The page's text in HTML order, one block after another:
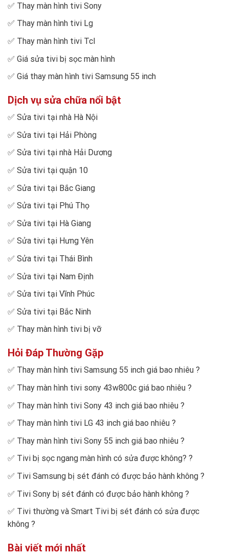
✅ Thay màn hình tivi Sony
✅ Thay màn hình tivi Lg
✅ Thay màn hình tivi Tcl
✅ Giá sửa tivi bị sọc màn hình
✅ Giá thay màn hình tivi Samsung 55 inch
Dịch vụ sửa chữa nổi bật
✅ Sửa tivi tại nhà Hà Nội
✅ Sửa tivi tại Hải Phòng
✅ Sửa tivi tại nhà Hải Dương
✅ Sửa tivi tại quận 10
✅ Sửa tivi tại Bắc Giang
✅ Sửa tivi tại Phú Thọ
✅ Sửa tivi tại Hà Giang
✅ Sửa tivi tại Hưng Yên
✅ Sửa tivi tại Thái Bình
✅ Sửa tivi tại Nam Định
✅ Sửa tivi tại Vĩnh Phúc
✅ Sửa tivi tại Bắc Ninh
✅ Thay màn hình tivi bị vỡ
Hỏi Đáp Thường Gặp
✅ Thay màn hình tivi Samsung 55 inch giá bao nhiêu ?
✅ Thay màn hình tivi sony 43w800c giá bao nhiêu ?
✅ Thay màn hình tivi Sony 43 inch giá bao nhiêu ?
✅ Thay màn hình tivi LG 43 inch giá bao nhiêu ?
✅ Thay màn hình tivi Sony 55 inch giá bao nhiêu ?
✅ Tivi bị sọc ngang màn hình có sửa được không? ?
✅ Tivi Samsung bị sét đánh có được bảo hành không ?
✅ Tivi Sony bị sét đánh có được bảo hành không ?
✅ Tivi thường và Smart Tivi bị sét đánh có sửa được
không ?
Bài viết mới nhất